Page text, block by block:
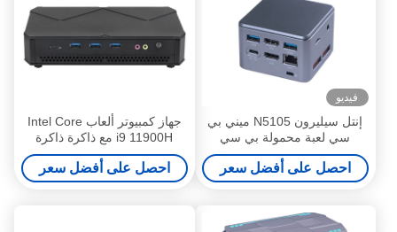
فيديو
إنتل سيليرون N5105 ميني بي
سي لعبة محمولة بي سي
LPDDR4x 16GB مع LAN واحد
HDMI مزدوج
احصل على أفضل سعر
جهاز كمبيوتر ألعاب Intel Core
i9 11900H مع ذاكرة ذاكرة
DDR4 مزدوجة تصل إلى 64G و
Windows 10 Linux
احصل على أفضل سعر